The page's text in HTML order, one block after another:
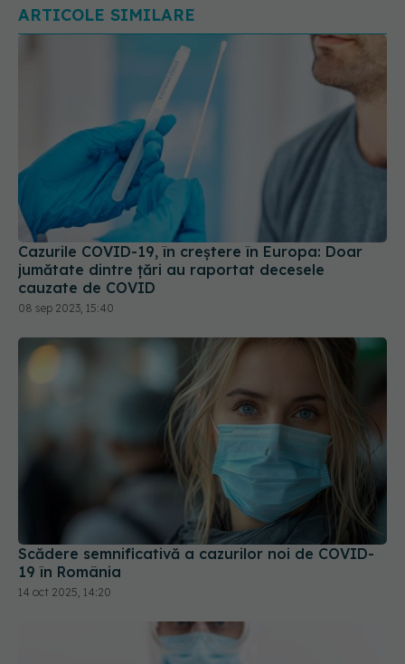
ARTICOLE SIMILARE
Cazurile COVID-19, în creștere în Europa: Doar
jumătate dintre țări au raportat decesele
cauzate de COVID
08 sep 2023, 15:40
Scădere semnificativă a cazurilor noi de COVID-
19 în România
14 oct 2025, 14:20